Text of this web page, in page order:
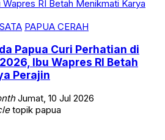
PAPUA CERAH
Papua Curi Perhatian di
Ibu Wapres RI Betah
Perajin
Jumat, 10 Jul 2026
topik papua